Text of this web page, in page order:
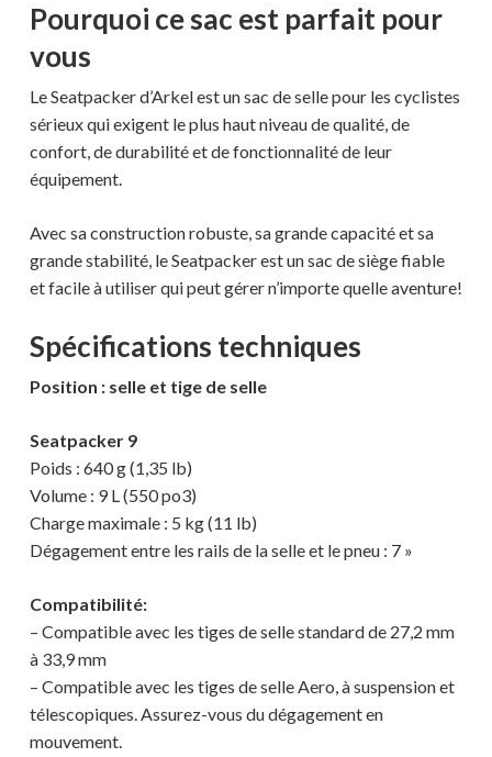
Pourquoi ce sac est parfait pour
vous
Le Seatpacker d’Arkel est un sac de selle pour les cyclistes
sérieux qui exigent le plus haut niveau de qualité, de
confort, de durabilité et de fonctionnalité de leur
équipement.
Avec sa construction robuste, sa grande capacité et sa
grande stabilité, le Seatpacker est un sac de siège fiable
et facile à utiliser qui peut gérer n’importe quelle aventure!
Spécifications techniques
Position : selle et tige de selle
Seatpacker 9
Poids : 640 g (1,35 lb)
Volume : 9 L (550 po3)
Charge maximale : 5 kg (11 lb)
Dégagement entre les rails de la selle et le pneu : 7 »
Compatibilité:
– Compatible avec les tiges de selle standard de 27,2 mm
à 33,9 mm
– Compatible avec les tiges de selle Aero, à suspension et
télescopiques. Assurez-vous du dégagement en
mouvement.